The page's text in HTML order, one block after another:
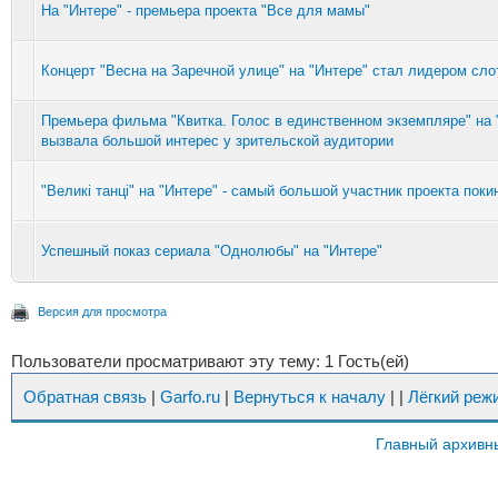
На "Интере" - премьера проекта "Все для мамы"
Концерт "Весна на Заречной улице" на "Интере" стал лидером
Премьера фильма "Квитка. Голос в единственном экземпляре" на
вызвала большой интерес у зрительской аудитории
"Великі танці" на "Интере" - самый большой участник проекта
Успешный показ сериала "Однолюбы" на "Интере"
Версия для просмотра
Пользователи просматривают эту тему: 1 Гость(ей)
Обратная связь | Garfo.ru | Вернуться к началу | | Лёгкий
Главный